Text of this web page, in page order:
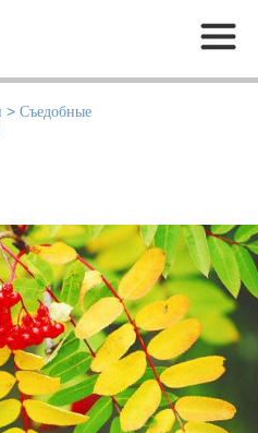
Меню
> Съедобные